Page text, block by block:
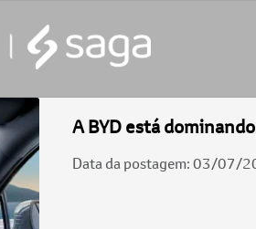
A BYD está
Data da postagem: 03/07/